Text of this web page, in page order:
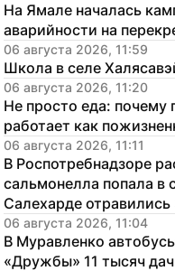
На Ямале началась
аварийности на
06 августа 2026, 11:59
Школа в селе
06 августа 2026, 11:20
Не просто еда: почему
работает как
06 августа 2026, 11:11
В Роспотребнадзоре
сальмонелла попала в
Салехарде отравились
06 августа 2026, 11:04
В Муравленко
«Дружбы» 11 тысяч